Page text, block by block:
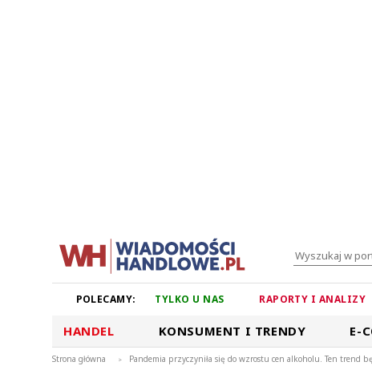
POLECAMY: TYLKO U NAS RAPORTY I ANALIZY
HANDEL KONSUMENT I TRENDY E-
Strona główna > Pandemia przyczyniła się do wzrostu cen alkoholu. Ten trend